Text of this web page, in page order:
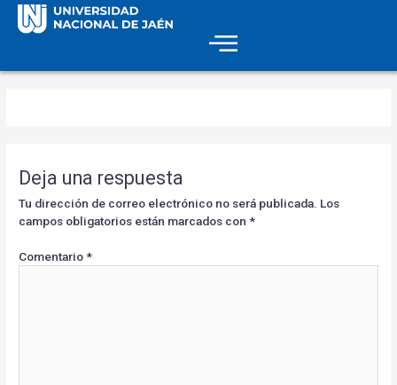
Deja una respuesta
Tu dirección de correo electrónico no será publicada. Los
campos obligatorios están marcados con*
Comentario*